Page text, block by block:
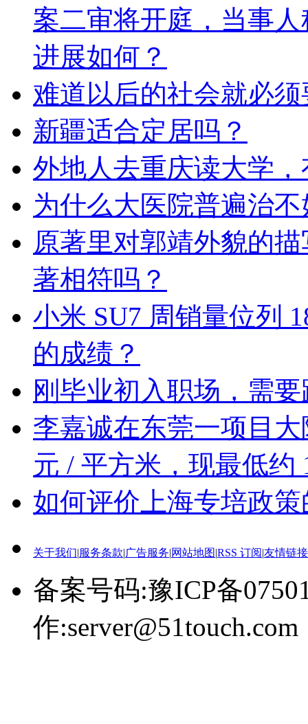
案二审将开庭，当事
进展如何？
难道以后的社会就必
新疆适合定居吗？
外地人去重庆读大学
为什么大医院普遍治
原著里对郭靖外貌的
著相符吗？
小米 SU7 周销量位列
的成绩？
刚毕业初入职场，需
李嘉诚在东莞一项目
元 / 平方米，现最低约
如何评价上海专培政
关于我们|服务条款|广告服务|网站地图|RSS 订阅|友情链接
备案号码:豫ICP备
作:server@51touch.com